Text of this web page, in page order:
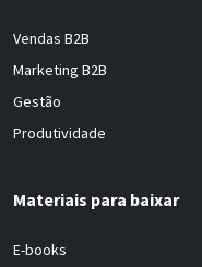
Vendas B2B
Marketing B2B
Gestão
Produtividade
Materiais para baixar
E-books